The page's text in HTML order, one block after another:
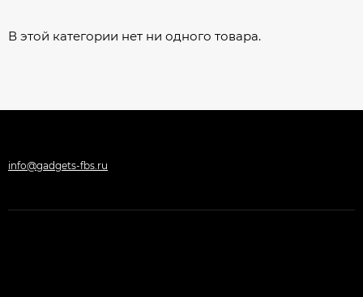
В этой категории нет ни одного товара.
info@gadgets-fbs.ru